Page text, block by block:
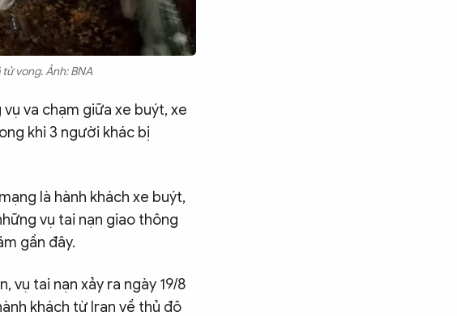
vong. Ảnh: BNA
va chạm giữa xe buýt, xe
khi 3 người khác bị
là hành khách xe buýt,
vụ tai nạn giao thông
gần đây.
vụ tai nạn xảy ra ngày 19/8
khách từ Iran về thủ đô